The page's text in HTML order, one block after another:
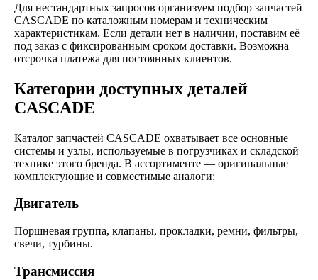
Для нестандартных запросов организуем подбор запчастей
CASCADE по каталожным номерам и техническим
характеристикам. Если детали нет в наличии, поставим её
под заказ с фиксированным сроком доставки. Возможна
отсрочка платежа для постоянных клиентов.
Категории доступных деталей
CASCADE
Каталог запчастей CASCADE охватывает все основные
системы и узлы, используемые в погрузчиках и складской
технике этого бренда. В ассортименте — оригинальные
комплектующие и совместимые аналоги:
Двигатель
Поршневая группа, клапаны, прокладки, ремни, фильтры,
свечи, турбины.
Трансмиссия